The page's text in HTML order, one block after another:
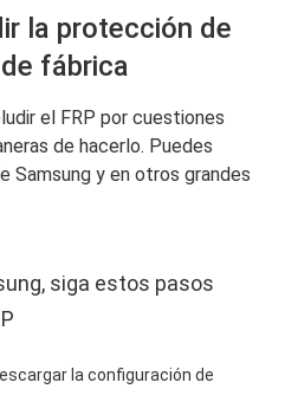
la protección de
fábrica
el FRP por cuestiones
de hacerlo. Puedes
Samsung y en otros grandes
siga estos pasos
la configuración de